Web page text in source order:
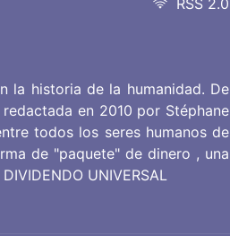
RSS 2.0
la historia de la humanidad. De
en 2010 por Stéphane
todos los seres humanos de
de "paquete" de dinero , una
UNIVERSAL